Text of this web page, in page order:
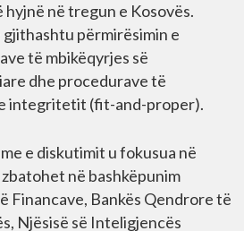
në tregun e Kosovës.
përmirësimin e
të mbikëqyrjes së
dhe procedurave të
integritetit (fit-and-proper).
e diskutimit u fokusua në
në bashkëpunim
Financave, Bankës Qendrore të
Njësisë së Inteligjencës